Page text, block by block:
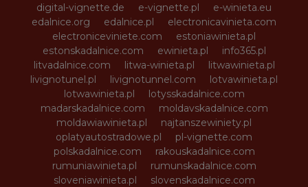
digital-vignette.de
e-vignette.pl
e-winieta.eu
edalnice.org
edalnice.pl
electronicavinieta.com
electroniceviniete.com
estoniawinieta.pl
estonskadalnice.com
ewinieta.pl
info365.pl
litvadalnice.com
litwa-winieta.pl
litwawinieta.pl
livignotunel.pl
livignotunnel.com
lotvawinieta.pl
lotwawinieta.pl
lotysskadalnice.com
madarskadalnice.com
moldavskadalnice.com
moldawiawinieta.pl
najtanszewiniety.pl
oplatyautostradowe.pl
pl-vignette.com
polskadalnice.com
rakouskadalnice.com
rumuniawinieta.pl
rumunskadalnice.com
sloveniawinieta.pl
slovenskadalnice.com